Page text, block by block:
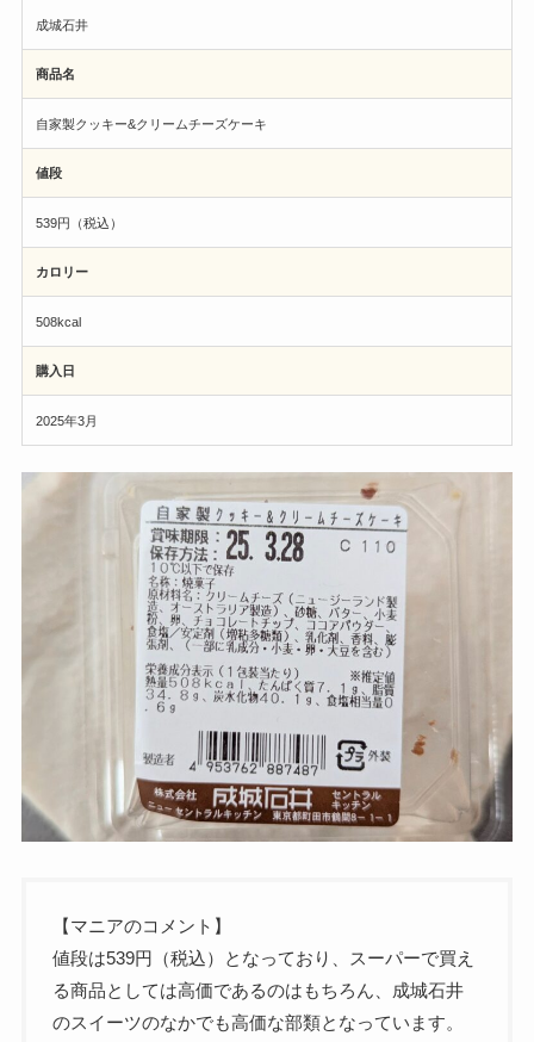
成城石井
商品名
自家製クッキー&クリームチーズケーキ
値段
539円（税込）
カロリー
508kcal
購入日
2025年3月
【マニアのコメント】
値段は539円（税込）となっており、スーパーで買え
る商品としては高価であるのはもちろん、成城石井
のスイーツのなかでも高価な部類となっています。